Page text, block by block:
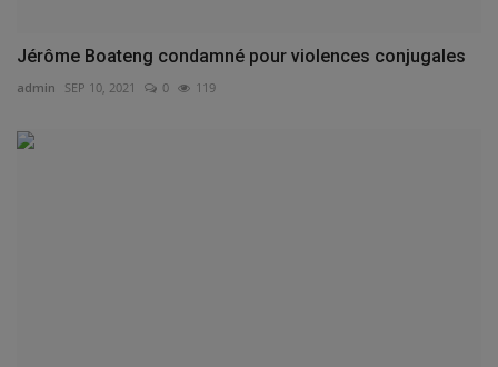
Jérôme Boateng condamné pour violences conjugales
admin SEP 10, 2021 0 119